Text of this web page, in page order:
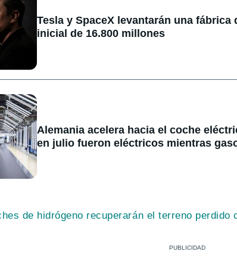
Tesla y SpaceX levantarán una
inicial de 16.800 millones
Alemania acelera hacia el coche
en julio fueron eléctricos mientras
de hidrógeno recuperarán el terreno